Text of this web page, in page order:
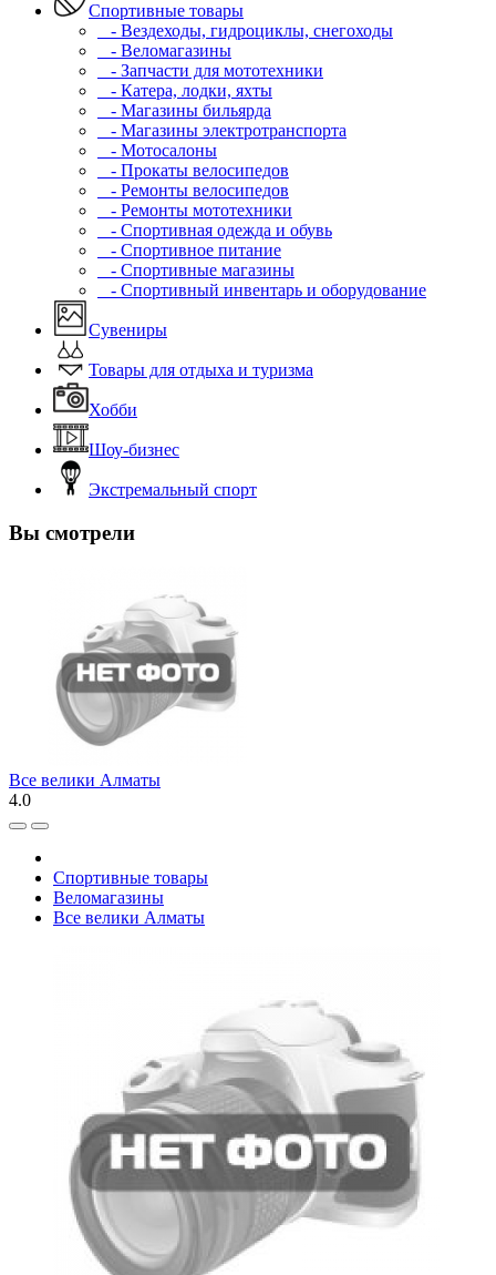
Спортивные товары
- Вездеходы, гидроциклы, снегоходы
- Веломагазины
- Запчасти для мототехники
- Катера, лодки, яхты
- Магазины бильярда
- Магазины электротранспорта
- Мотосалоны
- Прокаты велосипедов
- Ремонты велосипедов
- Ремонты мототехники
- Спортивная одежда и обувь
- Спортивное питание
- Спортивные магазины
- Спортивный инвентарь и оборудование
Сувениры
Товары для отдыха и туризма
Хобби
Шоу-бизнес
Экстремальный спорт
Вы смотрели
Все велики Алматы
4.0
Спортивные товары
Веломагазины
Все велики Алматы